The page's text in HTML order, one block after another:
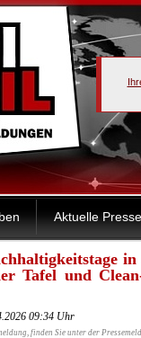
Aktuelle
in
Tafel und
09:34 Uhr
finden Sie unter der